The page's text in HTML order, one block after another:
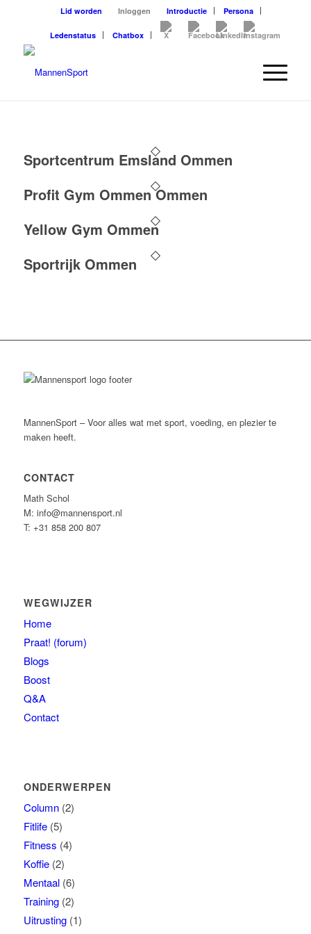
Lid worden Inloggen Introductie Persona
Ledenstatus Chatbox
Sportcentrum Emsland Ommen
Profit Gym Ommen Ommen
Yellow Gym Ommen
Sportrijk Ommen
MannenSport – Voor alles wat met sport, voeding, en plezier te
maken heeft.
CONTACT
Math Schol
M: info@mannensport.nl
T: +31 858 200 807
WEGWIJZER
Home
Praat! (forum)
Blogs
Boost
Q&A
Contact
ONDERWERPEN
Column(2)
Fitlife(5)
Fitness (4)
Koffie(2)
Mentaal(6)
Training(2)
Uitrusting(1)